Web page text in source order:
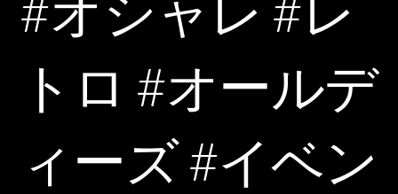
トロ #オールデ
ィーズ #イベン